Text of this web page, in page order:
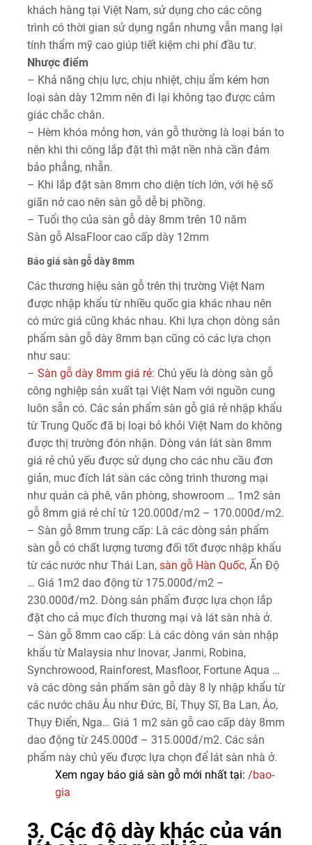
khách hàng tại Việt Nam, sử dụng cho các công
trình có thời gian sử dụng ngắn nhưng vẫn mang lại
tính thẩm mỹ cao giúp tiết kiệm chi phí đầu tư.
Nhược điểm
– Khả năng chịu lực, chịu nhiệt, chịu ẩm kém hơn
loại sàn dày 12mm nên đi lại không tạo được cảm
giác chắc chân.
– Hèm khóa mỏng hơn, ván gỗ thường là loại bản to
nên khi thi công lắp đặt thì mặt nền nhà cần đảm
bảo phẳng, nhẵn.
– Khi lắp đặt sàn 8mm cho diện tích lớn, với hệ số
giãn nở cao nên sàn gỗ dễ bị phồng.
– Tuổi thọ của sàn gỗ dày 8mm trên 10 năm
Sàn gỗ AlsaFloor cao cấp dày 12mm
Báo giá sàn gỗ dày 8mm
Các thương hiệu sàn gỗ trên thị trường Việt Nam
được nhập khẩu từ nhiều quốc gia khác nhau nên
có mức giá cũng khác nhau. Khi lựa chọn dòng sản
phẩm sàn gỗ dày 8mm bạn cũng có các lựa chọn
như sau:
– Sàn gỗ dày 8mm giá rẻ: Chủ yếu là dòng sàn gỗ
công nghiệp sản xuất tại Việt Nam với nguồn cung
luôn sẵn có. Các sản phẩm sàn gỗ giá rẻ nhập khẩu
từ Trung Quốc đã bị loại bỏ khỏi Việt Nam do không
được thị trường đón nhận. Dòng ván lát sàn 8mm
giá rẻ chủ yếu được sử dụng cho các nhu cầu đơn
giản, muc đích lát sàn các công trình thương mại
như quán cà phê, văn phòng, showroom … 1m2 sàn
gỗ 8mm giá rẻ chỉ từ 120.000đ/m2 – 170.000đ/m2.
– Sàn gỗ 8mm trung cấp: Là các dòng sản phẩm
sàn gỗ có chất lượng tương đối tốt được nhập khẩu
từ các nước như Thái Lan, sàn gỗ Hàn Quốc, Ấn Độ
… Giá 1m2 dao động từ 175.000đ/m2 –
230.000đ/m2. Dòng sản phẩm được lựa chọn lắp
đặt cho cả mục đích thương mại và lát sàn nhà ở.
– Sàn gỗ 8mm cao cấp: Là các dòng ván sàn nhập
khẩu từ Malaysia như Inovar, Janmi, Robina,
Synchrowood, Rainforest, Masfloor, Fortune Aqua …
và các dòng sản phẩm sàn gỗ dày 8 ly nhập khẩu từ
các nước châu Âu như Đức, Bỉ, Thụy Sĩ, Ba Lan, Áo,
Thụy Điển, Nga… Giá 1 m2 sàn gỗ cao cấp dày 8mm
dao động từ 245.000đ – 315.000đ/m2. Các sản
phẩm này chủ yếu được lựa chọn để lát sàn nhà ở.
Xem ngay báo giá sàn gỗ mới nhất tại: /bao-
gia
3. Các độ dày khác của ván